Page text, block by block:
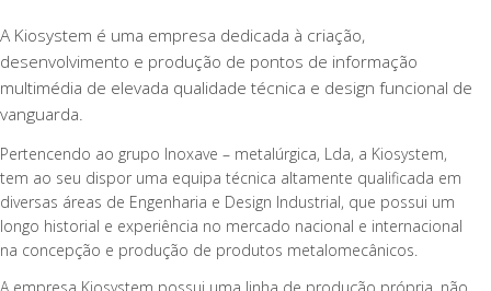
A Kiosystem é uma empresa dedicada à criação,
desenvolvimento e produção de pontos de informação
multimédia de elevada qualidade técnica e design funcional de
vanguarda.
Pertencendo ao grupo Inoxave – metalúrgica, Lda, a Kiosystem,
tem ao seu dispor uma equipa técnica altamente qualificada em
diversas áreas de Engenharia e Design Industrial, que possui um
longo historial e experiência no mercado nacional e internacional
na concepção e produção de produtos metalomecânicos.